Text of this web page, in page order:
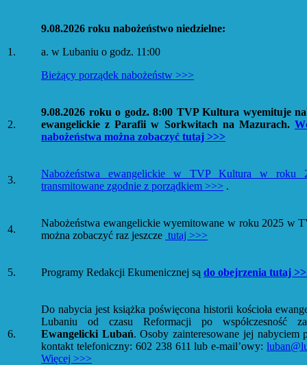
1.
9.08.2026 roku nabożeństwo niedzielne:
a. w Lubaniu o godz. 11:00
Bieżący porządek nabożeństw >>>
2.
9.08.2026 roku o godz. 8:00 TVP Kultura wyemituje
ewangelickie z Parafii w Sorkwitach na Mazurach.
nabożeństwa można zobaczyć tutaj >>>
3.
Nabożeństwa ewangelickie w TVP Kultura w roku
transmitowane zgodnie z porządkiem >>> .
4.
Nabożeństwa ewangelickie wyemitowane w roku 2025 w
można zobaczyć raz jeszcze tutaj >>>
5. Programy Redakcji Ekumenicznej są do obejrzenia tutaj
6.
Do nabycia jest książka poświęcona historii kościoła
Lubaniu od czasu Reformacji po współczesność
Ewangelicki Lubań. Osoby zainteresowane jej nabyciem
kontakt telefoniczny: 602 238 611 lub e-mail’owy:
Więcej >>>